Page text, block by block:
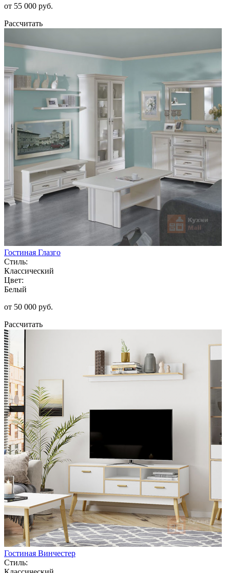
от 55 000 руб.
Рассчитать
Гостиная Глазго
Стиль:
Классический
Цвет:
Белый
от 50 000 руб.
Рассчитать
Гостиная Винчестер
Стиль: